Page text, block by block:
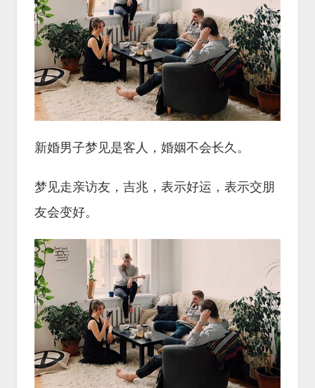
新婚男子梦见是客人，婚姻不会长久。
梦见走亲访友，吉兆，表示好运，表示交朋
友会变好。